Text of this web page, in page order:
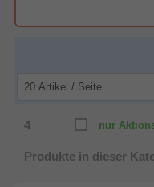
nur
4
Produkte in dieser